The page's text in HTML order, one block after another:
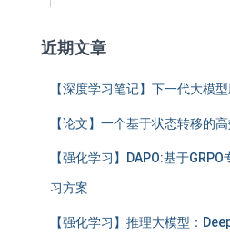
近期文章
【深度学习笔记】下一代大模
【论文】一个基于状态转移的
【强化学习】DAPO:基于
习方案
【强化学习】推理大模型：